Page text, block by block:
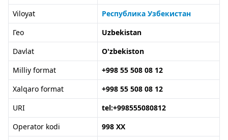
Viloyat
Республика Узбекистан
Гео
Uzbekistan
Davlat
O'zbekiston
Milliy format
+998 55 508 08 12
Xalqaro format
+998 55 508 08 12
URI
tel:+998555080812
Operator kodi
998 XX